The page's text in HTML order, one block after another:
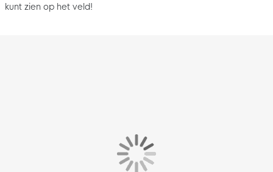
kunt zien op het veld!